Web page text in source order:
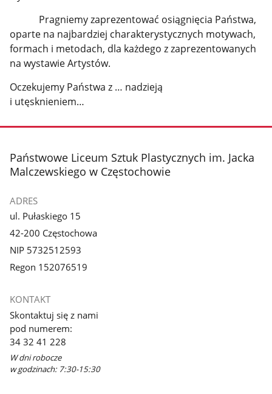
Pragniemy zaprezentować osiągnięcia Państwa,
oparte na najbardziej charakterystycznych motywach,
formach i metodach, dla każdego z zaprezentowanych
na wystawie Artystów.
Oczekujemy Państwa z … nadzieją
i utęsknieniem…
stopka
Państwowe Liceum Sztuk Plastycznych im. Jacka
Malczewskiego w Częstochowie
ADRES
ul. Pułaskiego 15
42-200 Częstochowa
NIP 5732512593
Regon 152076519
KONTAKT
Skontaktuj się z nami
pod numerem:
34 32 41 228
W dni robocze
w godzinach: 7:30-15:30